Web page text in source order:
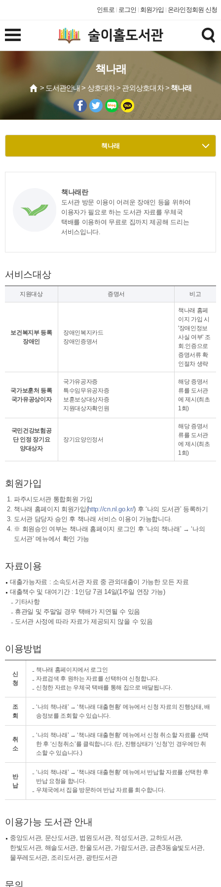
인트로 로그인 회원가입 온라인정회원 신청
책나래
> 도서관안내 > 상호대차 > 관외상호대차 >책나래
책나래
책나래란
도서관 방문 이용이 어려운 장애인 등을 위하여
이용자가 필요로 하는 도서관 자료를 우체국
택배를 이용하여 무료로 집까지 제공해 드리는
서비스입니다.
서비스대상
지원대상 증명서 비고
보건복지부 등록
장애인
장애인복지카드
장애인증명서
책나래 홈페
이지 가입 시
'장애인정보
사실 여부' 조
회.인증으로
증명서류 확
인절차 생략
국가보훈처 등록
국가유공상이자
국가유공자증
특수임무유공자증
보훈보상대상자증
지원대상자확인원
해당 증명서
류를 도서관
에 제시(최초
1회)
국민건강보험공
단 인정 장기요
양대상자
장기요양인정서
해당 증명서
류를 도서관
에 제시(최초
1회)
회원가입
파주시도서관 통합회원 가입
책나래 홈페이지 회원가입(http://cn.nl.go.kr/) 후 ‘나의 도서관’ 등록하기
도서관 담당자 승인 후 책나래 서비스 이용이 가능합니다.
회원승인 여부는 책나래 홈페이지 로그인 후 ‘나의 책나래’ → ‘나의
도서관’ 메뉴에서 확인 가능
자료이용
대출가능자료 : 소속도서관 자료 중 관외대출이 가능한 모든 자료
대출책수 및 대여기간 : 1인당 7권 14일(1주일 연장 가능)
기타사항
휴관일 및 주말일 경우 택배가 지연될 수 있음
도서관 사정에 따라 자료가 제공되지 않을 수 있음
이용방법
신
청
책나래 홈페이지에서 로그인
자료검색 후 원하는 자료를 선택하여 신청합니다.
신청한 자료는 우체국 택배를 통해 집으로 배달됩니다.
조
회
‘나의 책나래’ → ‘책나래 대출현황’ 메뉴에서 신청 자료의 진행상태, 배
송정보를 조회할 수 있습니다.
취
소
‘나의 책나래’ → ‘책나래 대출현황’ 메뉴에서 신청 취소할 자료를 선택
한 후 ‘신청취소’를 클릭합니다. (단, 진행상태가 ‘신청’인 경우에만 취
소할 수 있습니다.)
반
납
‘나의 책나래’ → ‘책나래 대출현황’ 메뉴에서 반납할 자료를 선택한 후
반납 요청을 합니다.
우체국에서 집을 방문하여 반납 자료를 회수합니다.
이용가능 도서관 안내
중앙도서관, 문산도서관, 법원도서관, 적성도서관, 교하도서관,
한빛도서관, 해솔도서관, 한울도서관, 가람도서관, 금촌3동솔빛도서관,
물푸레도서관, 조리도서관, 광탄도서관
문의